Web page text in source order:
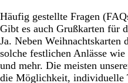
Häufig gestellte Fragen
Gibt es auch Grußkarten für
Ja. Neben
solche festlichen Anlässe
und mehr. Die meisten
die Möglichkeit, individuelle